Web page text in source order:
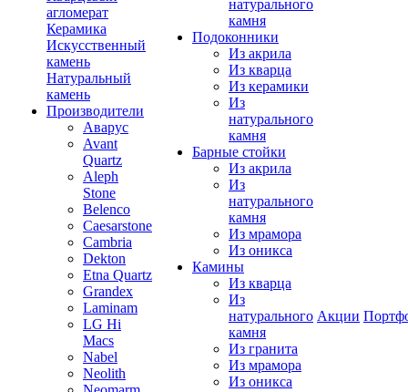
агломерат
Керамика
Искусственный
камень
Натуральный
камень
Производители
Аварус
Avant
Quartz
Aleph
Stone
Belenco
Caesarstone
Cambria
Dekton
Etna Quartz
Grandex
Laminam
LG Hi
Macs
Nabel
Neolith
натурального
камня
Подоконники
Из акрила
Из кварца
Из керамики
Из
натурального
камня
Барные стойки
Из акрила
Из
натурального
камня
Из мрамора
Из оникса
Камины
Из кварца
Из
натурального
камня
Из гранита
Из мрамора
Из оникса
Акции